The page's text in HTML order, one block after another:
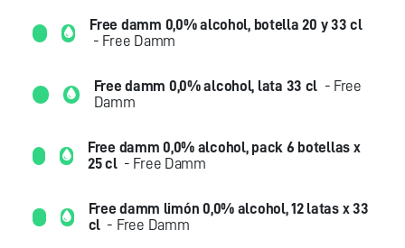
Free damm 0,0% alcohol, botella 20 y 33 cl
- Free Damm
Free damm 0,0% alcohol, lata 33 cl - Free
Damm
Free damm 0,0% alcohol, pack 6 botellas x
25 cl - Free Damm
Free damm limón 0,0% alcohol, 12 latas x 33
cl - Free Damm